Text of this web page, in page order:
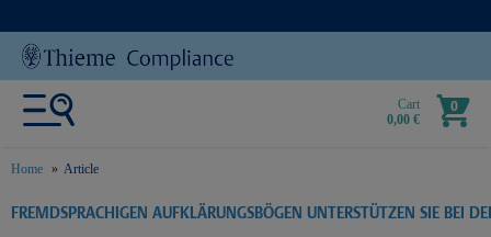
Cart
0,00 €
0
Home Article
text.skipToContent
text.skipToNavigation
FREMDSPRACHIGEN AUFKLÄRUNGSBÖGEN UNTERSTÜTZEN SIE BEI